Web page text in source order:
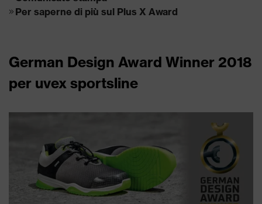
Per saperne di più sul Plus X Award
German Design Award Winner 2018
per uvex sportsline